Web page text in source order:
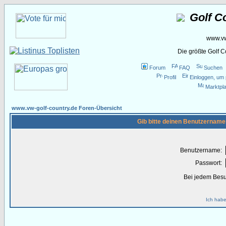
Golf
Die größte Golf
Forum FAQ
Suchen
Profil
Einloggen,
www.vw-golf-country.de Foren-Übersicht
Gib bitte deinen
Benutzername:
Passwort:
Bei jedem
Ich